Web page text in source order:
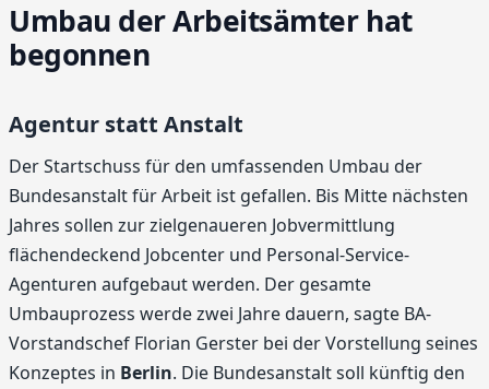
Umbau der Arbeitsämter hat
begonnen
Agentur statt Anstalt
Der Startschuss für den umfassenden Umbau der
Bundesanstalt für Arbeit ist gefallen. Bis Mitte nächsten
Jahres sollen zur zielgenaueren Jobvermittlung
flächendeckend Jobcenter und Personal-Service-
Agenturen aufgebaut werden. Der gesamte
Umbauprozess werde zwei Jahre dauern, sagte BA-
Vorstandschef Florian Gerster bei der Vorstellung seines
Konzeptes in Berlin. Die Bundesanstalt soll künftig den